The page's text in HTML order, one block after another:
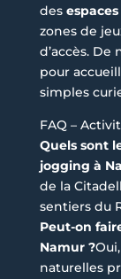
des
zones de
d’accès.
pour
simples
FAQ –
Quels sont
jogging à
de la
sentiers du
Peut-on
Namur ?
naturelles